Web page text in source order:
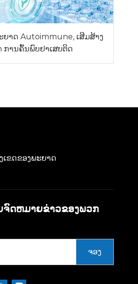
ຍາດ Autoimmune, ເສີມສ້າງ
ການຄົ້ນພົບຢາເສບຕິດ
ເຂດຂອງພະຍາດ
ຈົດຫມາຍຂ່າວຂອງພວກ
ຈອງ